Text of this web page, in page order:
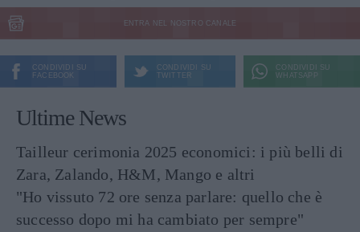
ENTRA NEL NOSTRO CANALE
CONDIVIDI SU
FACEBOOK
CONDIVIDI SU
TWITTER
CONDIVIDI SU
WHATSAPP
Ultime News
Tailleur cerimonia 2025 economici: i più belli di
Zara, Zalando, H&M, Mango e altri
"Ho vissuto 72 ore senza parlare: quello che è
successo dopo mi ha cambiato per sempre"